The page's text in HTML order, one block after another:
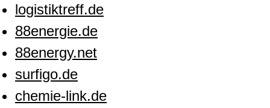
logistiktreff.de
88energie.de
88energy.net
surfigo.de
chemie-link.de